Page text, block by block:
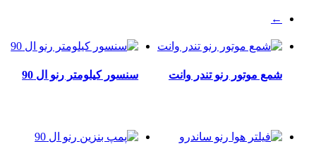
شمع موتور رنو تندر وانت سنسور کیلومتر رنو ال 90
←